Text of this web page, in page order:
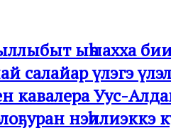
ыһыахха
салайар үлэгэ
Уус-